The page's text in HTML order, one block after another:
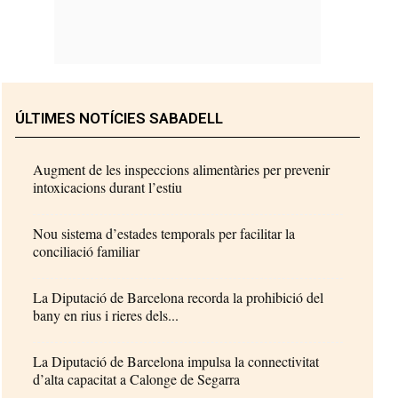
ÚLTIMES NOTÍCIES SABADELL
Augment de les inspeccions alimentàries per prevenir
intoxicacions durant l’estiu
Nou sistema d’estades temporals per facilitar la
conciliació familiar
La Diputació de Barcelona recorda la prohibició del
bany en rius i rieres dels...
La Diputació de Barcelona impulsa la connectivitat
d’alta capacitat a Calonge de Segarra